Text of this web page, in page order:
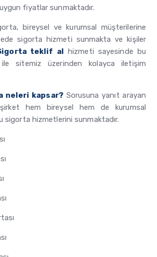
fiyatlar sunmaktadır.
bireysel ve kurumsal müşterilerine
sigorta hizmeti sunmakta ve kişiler
teklif al hizmeti sayesinde bu
sitemiz üzerinden kolayca iletişim
neleri kapsar?Sorusuna yanıt arayan
hem bireysel hem de kurumsal
sigorta hizmetlerini sunmaktadır.